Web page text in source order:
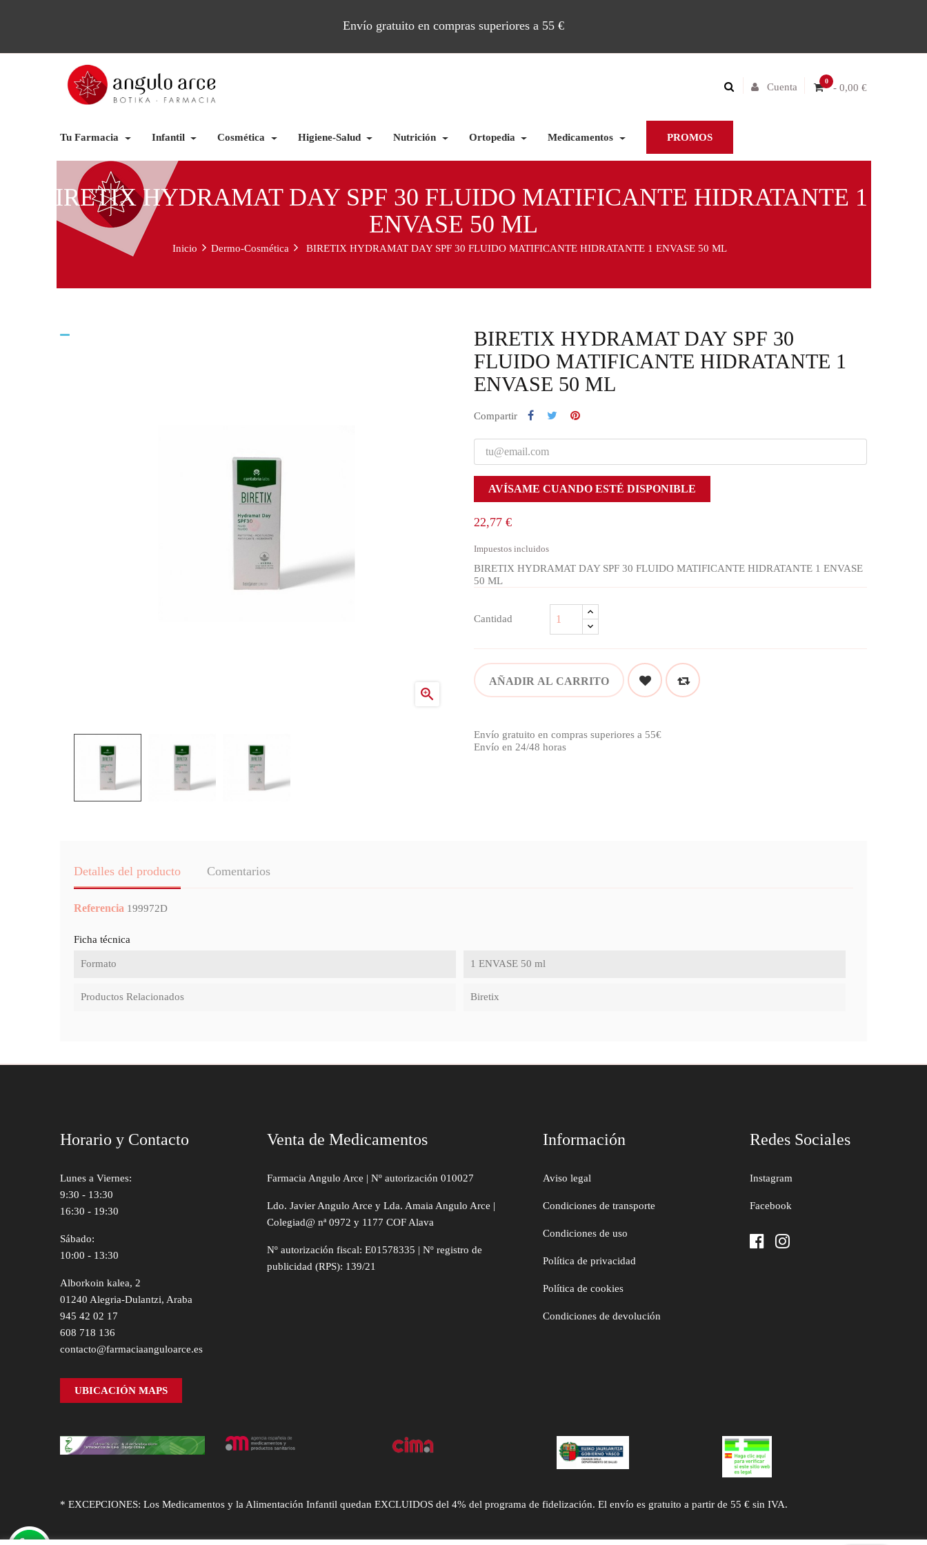
Envío gratuito en compras superiores a 55 €
0
- 0,00 €
Cuenta
Tu Farmacia Infantil Cosmética Higiene-Salud Nutrición Ortopedia Medicamentos PROMOS
BIRETIX HYDRAMAT DAY SPF 30 FLUIDO MATIFICANTE HIDRATANTE 1
ENVASE 50 ML
Inicio Dermo-Cosmética BIRETIX HYDRAMAT DAY SPF 30 FLUIDO MATIFICANTE HIDRATANTE 1 ENVASE 50 ML

BIRETIX HYDRAMAT DAY SPF 30
FLUIDO MATIFICANTE HIDRATANTE 1
ENVASE 50 ML
Compartir
AVÍSAME CUANDO ESTÉ DISPONIBLE
22,77 €
Impuestos incluidos
BIRETIX HYDRAMAT DAY SPF 30 FLUIDO MATIFICANTE HIDRATANTE 1 ENVASE
50 ML
Cantidad
AÑADIR AL CARRITO
Envío gratuito en compras superiores a 55€
Envío en 24/48 horas
Detalles del producto Comentarios
Referencia 199972D
Ficha técnica
Formato 1 ENVASE 50 ml
Productos Relacionados Biretix
Horario y Contacto
Lunes a Viernes:
9:30 - 13:30
16:30 - 19:30
Sábado:
10:00 - 13:30
Alborkoin kalea, 2
01240 Alegria-Dulantzi, Araba
945 42 02 17
608 718 136
contacto@farmaciaanguloarce.es
UBICACIÓN MAPS
Venta de Medicamentos
Farmacia Angulo Arce | Nº autorización 010027
Ldo. Javier Angulo Arce y Lda. Amaia Angulo Arce |
Colegiad@ nª 0972 y 1177 COF Alava
Nº autorización fiscal: E01578335 | Nº registro de
publicidad (RPS): 139/21
Información
Aviso legal
Condiciones de transporte
Condiciones de uso
Política de privacidad
Política de cookies
Condiciones de devolución
Redes Sociales
Instagram
Facebook
* EXCEPCIONES: Los Medicamentos y la Alimentación Infantil quedan EXCLUIDOS del 4% del programa de fidelización. El envío es gratuito a partir de 55 € sin IVA.